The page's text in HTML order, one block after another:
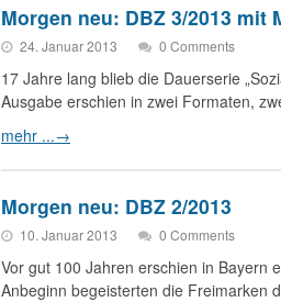
Morgen neu: DBZ 3/2013 mit
24. Januar 2013 0 Comments
17 Jahre lang blieb die Dauerserie
Ausgabe erschien in zwei Formaten,
mehr ...→
Morgen neu: DBZ 2/2013
10. Januar 2013 0 Comments
Vor gut 100 Jahren erschien in Bayern
Anbeginn begeisterten die Freimarken